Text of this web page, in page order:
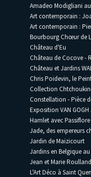
Amadeo Modigliani au
Art contemporain :
Art contemporain :
Bourbourg Chœur de
Château d'Eu
Château de Cocove -
Château et Jardins
Chris Poidevin, le
Collection
Constellation - Pièce
Exposition VAN
Hamlet avec Passiflore
Jade, des empereurs
Jardin de Maizicourt
Jardins en Belgique
Jean et Marie
L'Art Déco à Saint